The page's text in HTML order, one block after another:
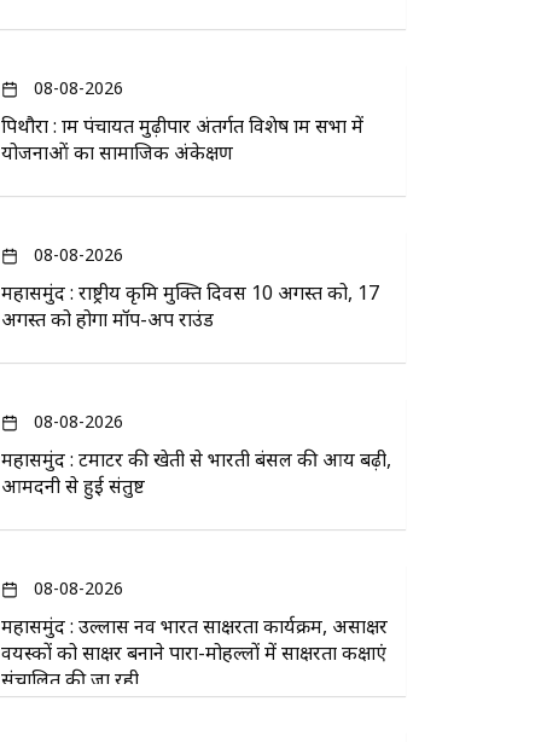
08-08-2026
पिथौरा : ग्राम पंचायत मुढ़ीपार अंतर्गत विशेष ग्राम सभा में
योजनाओं का सामाजिक अंकेक्षण
08-08-2026
महासमुंद : राष्ट्रीय कृमि मुक्ति दिवस 10 अगस्त को, 17
अगस्त को होगा मॉप-अप राउंड
08-08-2026
महासमुंद : टमाटर की खेती से भारती बंसल की आय बढ़ी,
आमदनी से हुई संतुष्ट
08-08-2026
महासमुंद : उल्लास नव भारत साक्षरता कार्यक्रम, असाक्षर
वयस्कों को साक्षर बनाने पारा-मोहल्लों में साक्षरता कक्षाएं
संचालित की जा रही